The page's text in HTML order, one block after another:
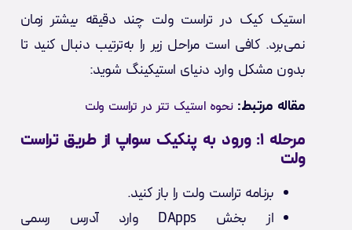
استیک کیک در تراست ولت چند دقیقه بیشتر زمان
نمی‌برد. کافی است مراحل زیر را به‌ترتیب دنبال کنید تا
بدون مشکل وارد دنیای استیکینگ شوید:
مقاله مرتبط: نحوه استیک تتر در تراست ولت
مرحله ۱: ورود به پنکیک سواپ از طریق تراست
ولت
برنامه تراست ولت را باز کنید.
از بخش DApps وارد آدرس رسمی